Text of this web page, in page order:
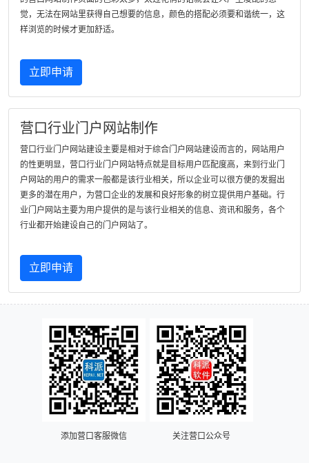
觉，无法在网站里获得自己想要的信息，颜色的搭配必须要和谐统一，这
样浏览的时候才更加舒适。
立即申请
营口行业门户网站制作
营口行业门户网站建设主要是相对于综合门户网站建设而言的，网站用户
的性更明显，营口行业门户网站特点就是目标用户匹配度高，来到行业门
户网站的用户的需求一般都是该行业相关，所以企业可以很方便的发掘出
更多的潜在用户，为营口企业的发展和良好形象的树立提供用户基础。行
业门户网站主要为用户提供的是与该行业相关的信息、资讯和服务，各个
行业都开始建设自己的门户网站了。
立即申请
添加营口客服微信 关注营口公众号